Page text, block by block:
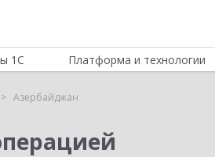
1С Платформа и технологии
Азербайджан